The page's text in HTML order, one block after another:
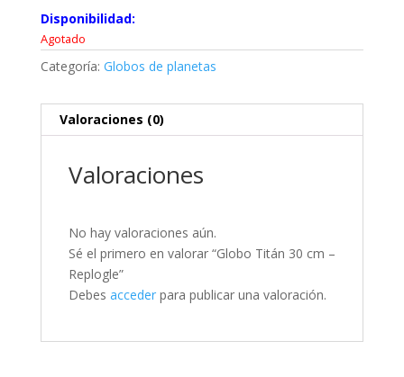
Disponibilidad:
Agotado
Categoría: Globos de planetas
Valoraciones (0)
Valoraciones
No hay valoraciones aún.
Sé el primero en valorar “Globo Titán 30 cm –
Replogle”
Debes accederpara publicar una valoración.